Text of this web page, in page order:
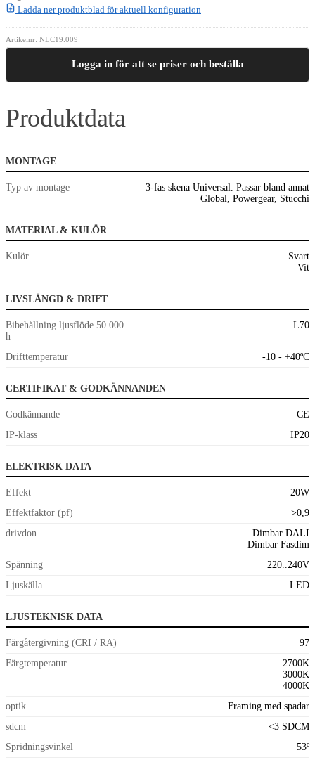
Ladda ner produktblad för aktuell konfiguration
Artikelnr: NLC19.009
Logga in för att se priser och beställa
Produktdata
MONTAGE
Typ av montage
3-fas skena Universal. Passar bland annat
Global, Powergear, Stucchi
MATERIAL & KULÖR
Kulör
Svart
Vit
LIVSLÄNGD & DRIFT
Bibehållning ljusflöde 50 000
h
L70
Drifttemperatur -10 - +40ºC
CERTIFIKAT & GODKÄNNANDEN
Godkännande
CE
IP-klass
IP20
ELEKTRISK DATA
Effekt
20W
Effektfaktor (pf)
>0,9
drivdon
Dimbar DALI
Dimbar Fasdim
Spänning
220..240V
Ljuskälla
LED
LJUSTEKNISK DATA
Färgåtergivning (CRI / RA)
97
Färgtemperatur
2700K
3000K
4000K
optik
Framing med spadar
sdcm
<3 SDCM
Spridningsvinkel
53º